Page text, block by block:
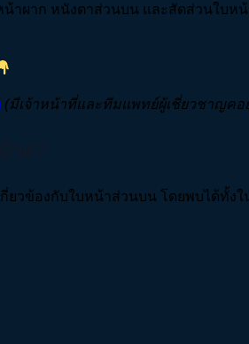
าผาก หนังตาส่วนบน และสัดส่วนใบห
(มีเจ้าหน้าที่และทีมแพทย์ผู้เชี่ยวชาญค
วข้องกับใบหน้าส่วนบน โดยพบได้ทั้